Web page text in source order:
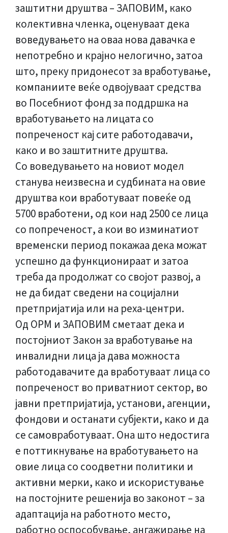
заштитни друштва – ЗАПОВИМ, како
колективна членка, оценуваат дека
воведувањето на оваа нова давачка е
непотребно и крајно нелогично, затоа
што, преку придонесот за вработување,
компаниите веќе одвојуваат средства
во Посебниот фонд за поддршка на
вработувањето на лицата со
попреченост кај сите работодавачи,
како и во заштитните друштва.
Со воведувањето на новиот модел
станува неизвесна и судбината на овие
друштва кои вработуваат повеќе од
5700 вработени, од кои над 2500 се лица
со попреченост, а кои во изминатиот
временски период покажаа дека можат
успешно да функционираат и затоа
треба да продолжат со својот развој, а
не да бидат сведени на социјални
претпријатија или на реха-центри.
Од ОРМ и ЗАПОВИМ сметаат дека и
постојниот Закон за вработување на
инвалидни лица ја дава можноста
работодавачите да вработуваат лица со
попреченост во приватниот сектор, во
јавни претпријатија, установи, агенции,
фондови и останати субјекти, како и да
се самовработуваат. Она што недостига
е поттикнување на вработувањето на
овие лица со соодветни политики и
активни мерки, како и искористување
на постојните решенија во законот – за
адаптација на работното место,